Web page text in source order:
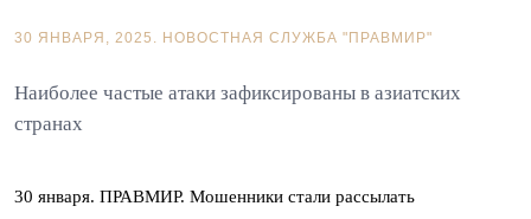
30 ЯНВАРЯ, 2025. НОВОСТНАЯ СЛУЖБА "ПРАВМИР"
Наиболее частые атаки зафиксированы в азиатских
странах
30 января. ПРАВМИР. Мошенники стали рассылать